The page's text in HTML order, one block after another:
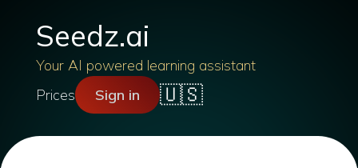
Seedz.ai
Your AI powered learning assistant
Prices
Sign in 🇺🇸